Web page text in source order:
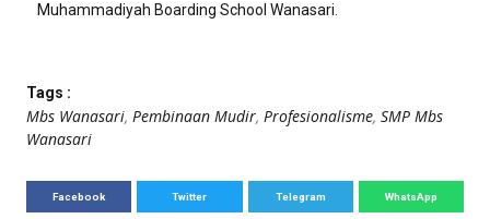
Muhammadiyah Boarding School Wanasari.
Tags :
Mbs Wanasari, Pembinaan Mudir, Profesionalisme, SMP Mbs
Wanasari
Facebook Twitter Telegram WhatsApp